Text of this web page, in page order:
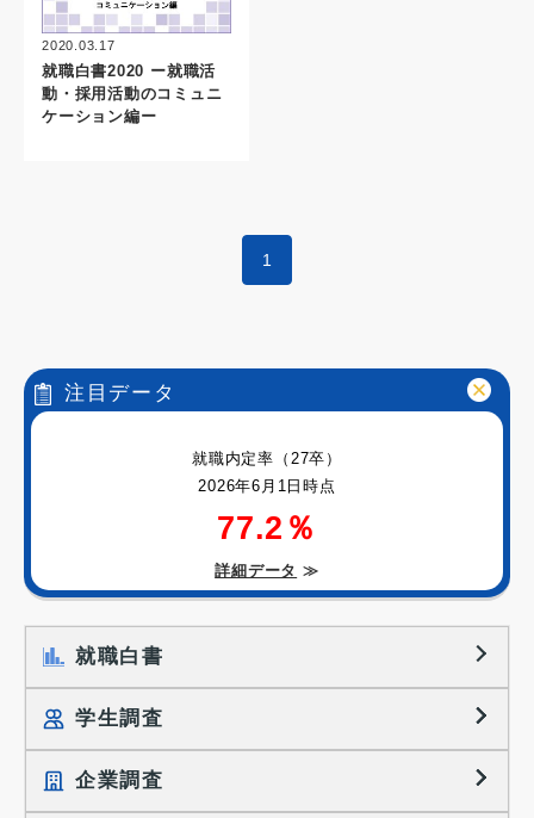
2020.03.17
就職白書2020 ー就職活
動・採用活動のコミュニ
ケーション編ー
1
注目データ
就職内定率（27卒）
2026年6月1日時点
77.2％
詳細データ ≫
就職白書
学生調査
就職プロセス調査
企業調査